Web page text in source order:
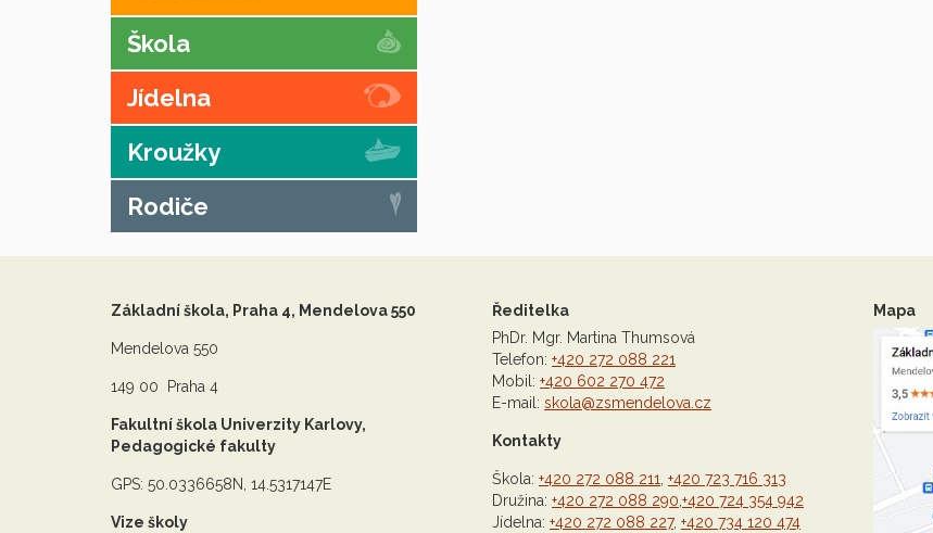
Škola
Jídelna
Kroužky
Rodiče
Základní škola, Praha 4, Mendelova 550
Mendelova 550
149 00 Praha 4
Fakultní škola Univerzity Karlovy,
Pedagogické fakulty
GPS: 50.0336658N, 14.5317147E
Vize školy
Ředitelka
PhDr. Mgr. Martina Thumsová
Telefon: +420 272 088 221
Mobil: +420 602 270 472
E-mail: skola@zsmendelova.cz
Kontakty
Škola: +420 272 088 211 +420 723 716 313
Družina: +420 272 088 290 +420 724 354 942
Jídelna: +420 272 088 227, +420 734 120 474
Mapa